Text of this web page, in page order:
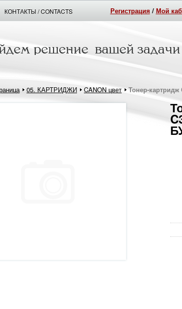
Регистрация / Мой
КОНТАКТЫ / CONTACTS
05. КАРТРИДЖИ CANON цвет Тонер-картридж